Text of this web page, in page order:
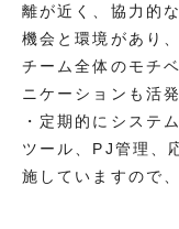
離が近く、協力的
機会と環境があり
チーム全体のモチ
ニケーションも活
・定期的にシステ
ツール、PJ管理、
施していますので